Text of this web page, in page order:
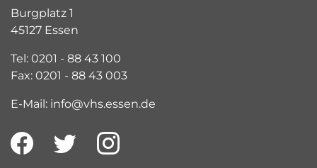
Burgplatz 1
45127 Essen
Tel: 0201 - 88 43 100
Fax: 0201 - 88 43 003
E-Mail: info@vhs.essen.de